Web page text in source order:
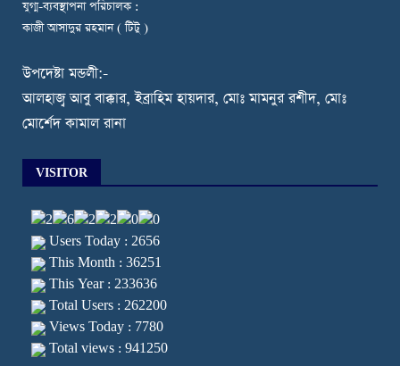
যুগ্ম-ব্যবস্থাপনা পরিচালক :
কাজী আসাদুর রহমান ( টিটু )
উপদেষ্টা মন্ডলী:-
আলহাজ্ব আবু বাক্কার, ইব্রাহিম হায়দার, মোঃ মামনুর রশীদ, মোঃ
মোর্শেদ কামাল রানা
VISITOR
Users Today : 2656
This Month : 36251
This Year : 233636
Total Users : 262200
Views Today : 7780
Total views : 941250